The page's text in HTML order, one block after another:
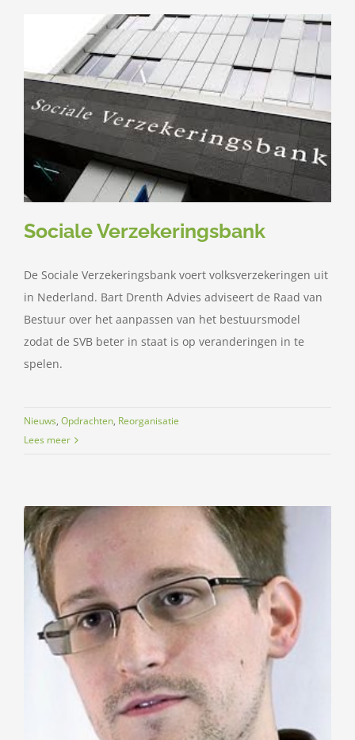
Sociale Verzekeringsbank
De Sociale Verzekeringsbank voert volksverzekeringen uit
in Nederland. Bart Drenth Advies adviseert de Raad van
Bestuur over het aanpassen van het bestuursmodel
zodat de SVB beter in staat is op veranderingen in te
spelen.
Nieuws, Opdrachten, Reorganisatie
Lees meer